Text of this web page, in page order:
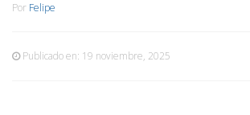
Por Felipe
Publicado en: 19 noviembre, 2025